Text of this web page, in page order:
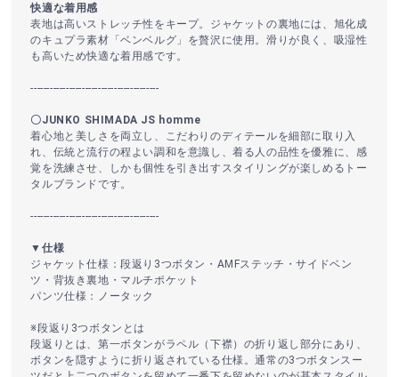
快適な着用感
表地は高いストレッチ性をキープ。ジャケットの裏地には、旭化成
のキュプラ素材「ベンベルグ」を贅沢に使用。滑りが良く、吸湿性
も高いため快適な着用感です。
----------------------------------------
〇JUNKO SHIMADA JS homme
着心地と美しさを両立し、こだわりのディテールを細部に取り入
れ、伝統と流行の程よい調和を意識し、着る人の品性を優雅に、感
覚を洗練させ、しかも個性を引き出すスタイリングが楽しめるトー
タルブランドです。
----------------------------------------
▼仕様
ジャケット仕様：段返り3つボタン・AMFステッチ・サイドベン
ツ・背抜き裏地・マルチポケット
パンツ仕様：ノータック
※段返り3つボタンとは
段返りとは、第一ボタンがラペル（下襟）の折り返し部分にあり、
ボタンを隠すように折り返されている仕様。通常の3つボタンスー